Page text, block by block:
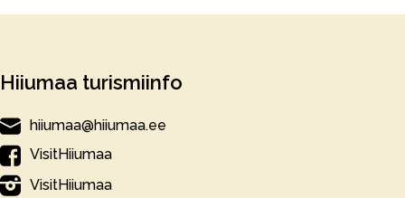
Hiiumaa turismiinfo
hiiumaa@hiiumaa.ee
VisitHiiumaa
VisitHiiumaa